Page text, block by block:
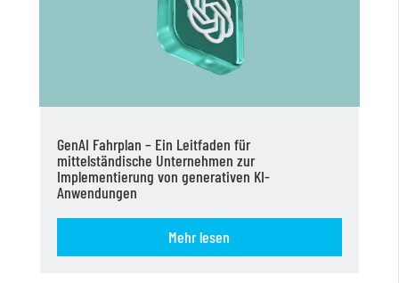
GenAI Fahrplan – Ein Leitfaden für
mittelständische Unternehmen zur
Implementierung von generativen KI-
Anwendungen
Mehr lesen